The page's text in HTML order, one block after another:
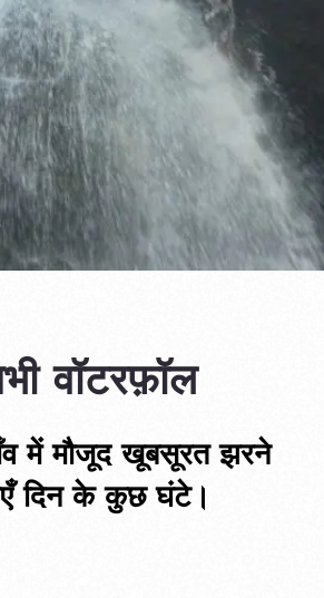
वॉटरफ़ॉल
में मौजूद खूबसूरत झरने
दिन के कुछ घंटे।